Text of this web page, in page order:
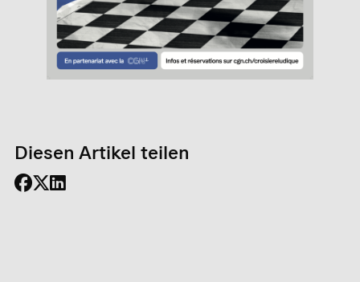
Diesen Artikel teilen